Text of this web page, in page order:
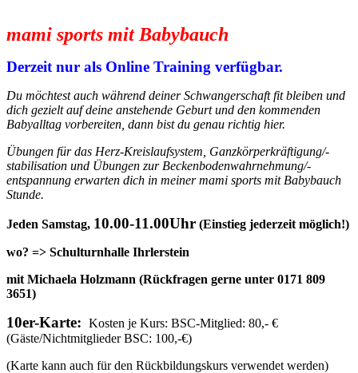
mami sports mit Babybauch
Derzeit nur als Online Training verfügbar.
Du möchtest auch während deiner Schwangerschaft fit bleiben und
dich gezielt auf deine anstehende Geburt und den kommenden
Babyalltag vorbereiten, dann bist du genau richtig hier.
Übungen für das Herz-Kreislaufsystem, Ganzkörperkräftigung/-
stabilisation und Übungen zur Beckenbodenwahrnehmung/-
entspannung erwarten dich in meiner mami sports mit Babybauch
Stunde.
Jeden Samstag, 10.00-11.00Uhr (Einstieg jederzeit möglich!)
wo? => Schulturnhalle Ihrlerstein
mit Michaela Holzmann (Rückfragen gerne unter 0171 809
3651)
10er-Karte: Kosten je Kurs: BSC-Mitglied: 80,- €
(Gäste/Nichtmitglieder BSC: 100,-€)
(Karte kann auch für den Rückbildungskurs verwendet werden)